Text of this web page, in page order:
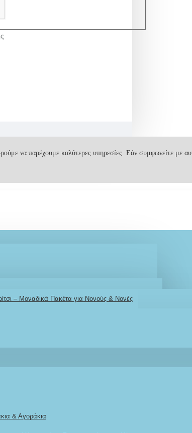
να παρέχουμε καλύτερες υπηρεσίες. Εάν συμφωνείτε με
– Μοναδικά Πακέτα για Νονούς & Νονές
& Αγοράκια